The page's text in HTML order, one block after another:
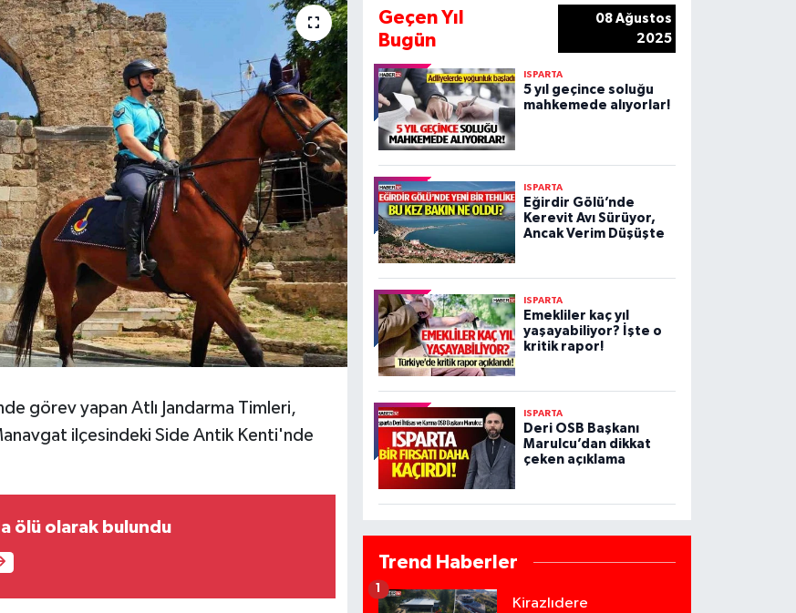
görev yapan Atlı Jandarma Timleri,
ilçesindeki Side Antik Kenti'nde
ölü olarak bulundu
Geçen Yıl
Bugün
08 Ağustos
2025
ISPARTA
5 yıl geçince soluğu
mahkemede alıyorlar!
ISPARTA
Eğirdir Gölü’nde
Kerevit Avı Sürüyor,
Ancak Verim Düşüşte
ISPARTA
Emekliler kaç yıl
yaşayabiliyor? İşte o
kritik rapor!
ISPARTA
Deri OSB Başkanı
Marulcu’dan dikkat
çeken açıklama
Trend Haberler
Kirazlıdere
1